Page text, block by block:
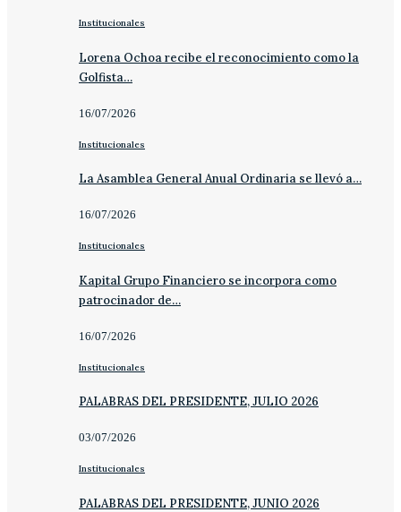
Institucionales
Lorena Ochoa recibe el reconocimiento como la
Golfista…
16/07/2026
Institucionales
La Asamblea General Anual Ordinaria se llevó a…
16/07/2026
Institucionales
Kapital Grupo Financiero se incorpora como
patrocinador de…
16/07/2026
Institucionales
PALABRAS DEL PRESIDENTE, JULIO 2026
03/07/2026
Institucionales
PALABRAS DEL PRESIDENTE, JUNIO 2026